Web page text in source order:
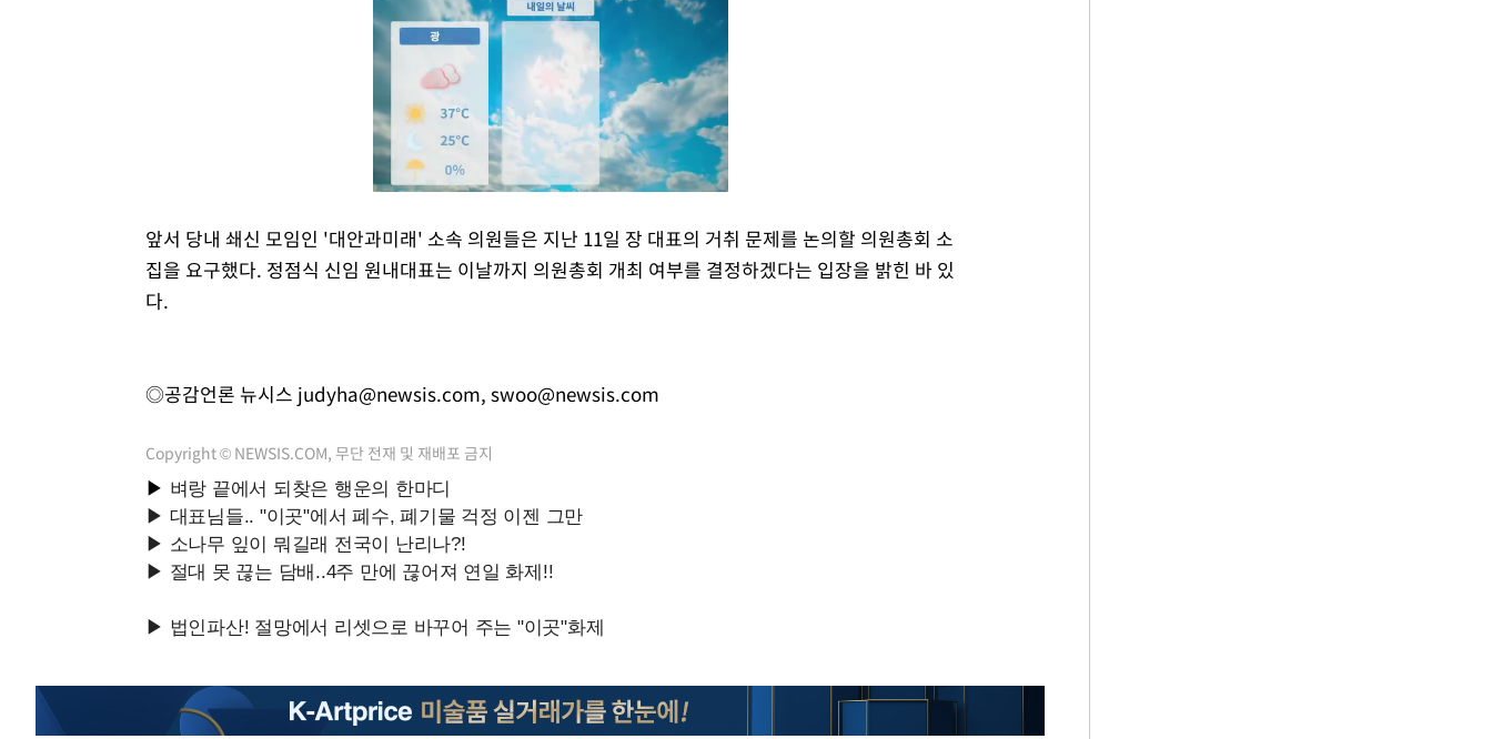
Mute
앞서 당내 쇄신 모임인 '대안과미래' 소속 의원들은 지난 11일 장 대표의 거취 문제를 논의할 의원총회 소
집을 요구했다. 정점식 신임 원내대표는 이날까지 의원총회 개최 여부를 결정하겠다는 입장을 밝힌 바 있
다.
◎공감언론 뉴시스 judyha@newsis.com, swoo@newsis.com
Copyright © NEWSIS.COM, 무단 전재 및 재배포 금지